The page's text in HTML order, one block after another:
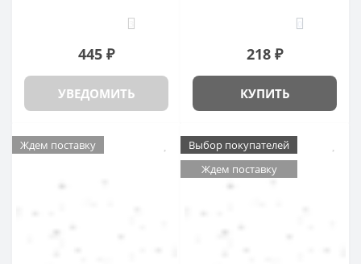
445 ₽
УВЕДОМИТЬ
218 ₽
КУПИТЬ
Ждем поставку
Выбор покупателей
Ждем поставку